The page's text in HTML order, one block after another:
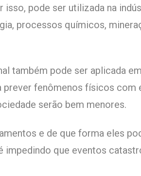
pode ser utilizada na
processos químicos,
também pode ser aplicada
prever fenômenos físicos com
serão bem menores.
e de que forma eles
impedindo que eventos